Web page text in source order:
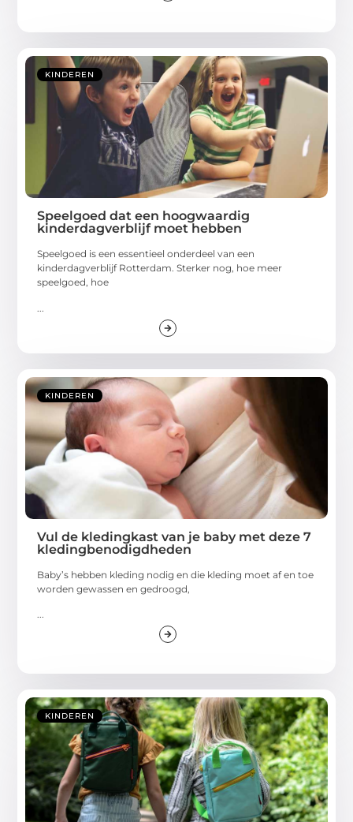
KINDEREN
Speelgoed dat een hoogwaardig
kinderdagverblijf moet hebben
Speelgoed is een essentieel onderdeel van een
kinderdagverblijf Rotterdam. Sterker nog, hoe meer
speelgoed, hoe
KINDEREN
Vul de kledingkast van je baby met deze 7
kledingbenodigdheden
Baby’s hebben kleding nodig en die kleding moet af en toe
worden gewassen en gedroogd,
KINDEREN